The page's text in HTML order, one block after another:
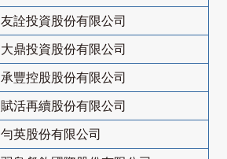
友詮投資股份有限公司
大鼎投資股份有限公司
承豐控股股份有限公司
賦活再續股份有限公司
勻英股份有限公司